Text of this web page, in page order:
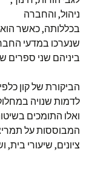
ניהול, והחברה
בכללותה, כאשר
שנערכו במדעי
ביניהם שני ספרים
הביקורת של קון
לדמות שנויה
ואלו התומכים
המבוססות על
ציונים, שיעורי